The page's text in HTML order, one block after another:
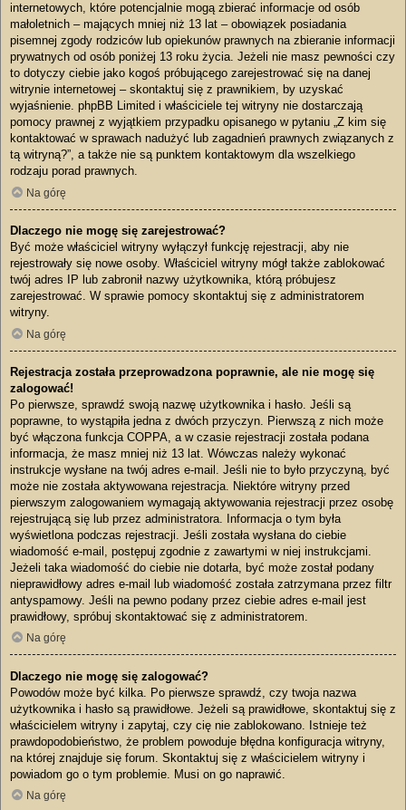
internetowych, które potencjalnie mogą zbierać informacje od osób
małoletnich – mających mniej niż 13 lat – obowiązek posiadania
pisemnej zgody rodziców lub opiekunów prawnych na zbieranie informacji
prywatnych od osób poniżej 13 roku życia. Jeżeli nie masz pewności czy
to dotyczy ciebie jako kogoś próbującego zarejestrować się na danej
witrynie internetowej – skontaktuj się z prawnikiem, by uzyskać
wyjaśnienie. phpBB Limited i właściciele tej witryny nie dostarczają
pomocy prawnej z wyjątkiem przypadku opisanego w pytaniu „Z kim się
kontaktować w sprawach nadużyć lub zagadnień prawnych związanych z
tą witryną?”, a także nie są punktem kontaktowym dla wszelkiego
rodzaju porad prawnych.
Na górę
Dlaczego nie mogę się zarejestrować?
Być może właściciel witryny wyłączył funkcję rejestracji, aby nie
rejestrowały się nowe osoby. Właściciel witryny mógł także zablokować
twój adres IP lub zabronił nazwy użytkownika, którą próbujesz
zarejestrować. W sprawie pomocy skontaktuj się z administratorem
witryny.
Na górę
Rejestracja została przeprowadzona poprawnie, ale nie mogę się
zalogować!
Po pierwsze, sprawdź swoją nazwę użytkownika i hasło. Jeśli są
poprawne, to wystąpiła jedna z dwóch przyczyn. Pierwszą z nich może
być włączona funkcja COPPA, a w czasie rejestracji została podana
informacja, że masz mniej niż 13 lat. Wówczas należy wykonać
instrukcje wysłane na twój adres e-mail. Jeśli nie to było przyczyną, być
może nie została aktywowana rejestracja. Niektóre witryny przed
pierwszym zalogowaniem wymagają aktywowania rejestracji przez osobę
rejestrującą się lub przez administratora. Informacja o tym była
wyświetlona podczas rejestracji. Jeśli została wysłana do ciebie
wiadomość e-mail, postępuj zgodnie z zawartymi w niej instrukcjami.
Jeżeli taka wiadomość do ciebie nie dotarła, być może został podany
nieprawidłowy adres e-mail lub wiadomość została zatrzymana przez filtr
antyspamowy. Jeśli na pewno podany przez ciebie adres e-mail jest
prawidłowy, spróbuj skontaktować się z administratorem.
Na górę
Dlaczego nie mogę się zalogować?
Powodów może być kilka. Po pierwsze sprawdź, czy twoja nazwa
użytkownika i hasło są prawidłowe. Jeżeli są prawidłowe, skontaktuj się z
właścicielem witryny i zapytaj, czy cię nie zablokowano. Istnieje też
prawdopodobieństwo, że problem powoduje błędna konfiguracja witryny,
na której znajduje się forum. Skontaktuj się z właścicielem witryny i
powiadom go o tym problemie. Musi on go naprawić.
Na górę